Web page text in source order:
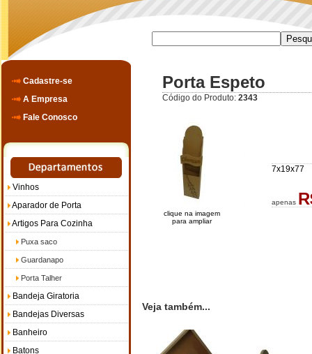
Cadastre-se
A Empresa
Fale Conosco
Vinhos
Aparador de Porta
Artigos Para Cozinha
Puxa saco
Guardanapo
Porta Talher
Bandeja Giratoria
Bandejas Diversas
Banheiro
Batons
Porta Espeto
Código do Produto: 2343
clique na imagem
para ampliar
7x19x77
apenas
Veja também...